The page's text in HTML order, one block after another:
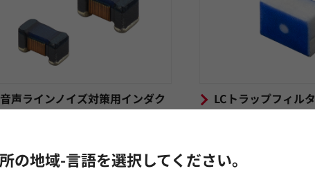
の地域-言語を選択してください。
音声ラインノイズ対策用インダク
タ
LCトラップフィルタ